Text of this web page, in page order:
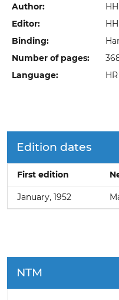
Author:
Editor:
Binding:
Number of pages:
Language:
HR
Edition dates
First edition
January, 1952
NTM